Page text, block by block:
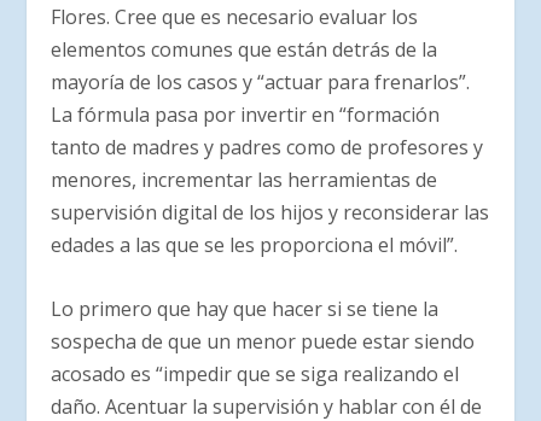
Flores. Cree que es necesario evaluar los
elementos comunes que están detrás de la
mayoría de los casos y “actuar para frenarlos”.
La fórmula pasa por invertir en “formación
tanto de madres y padres como de profesores y
menores, incrementar las herramientas de
supervisión digital de los hijos y reconsiderar las
edades a las que se les proporciona el móvil”.
Lo primero que hay que hacer si se tiene la
sospecha de que un menor puede estar siendo
acosado es “impedir que se siga realizando el
daño. Acentuar la supervisión y hablar con él de